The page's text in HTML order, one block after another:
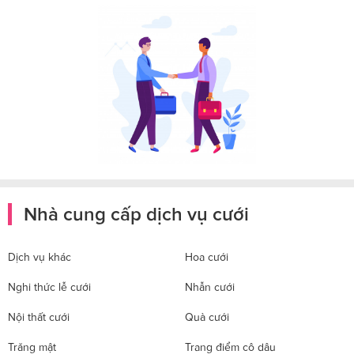
Nhà cung cấp dịch vụ cưới
Dịch vụ khác Hoa cưới
Nghi thức lễ cưới Nhẫn cưới
Nội thất cưới Quà cưới
Trăng mật Trang điểm cô dâu